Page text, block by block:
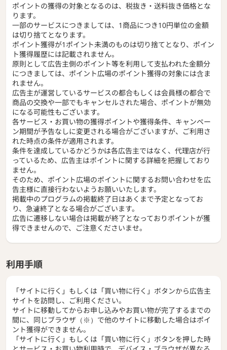
ポイントの獲得の対象となるのは、税抜き・送料抜き価格とな
ります。
一部のサービスにつきましては、1商品につき10円単位の金額
は切り捨てとなります。
ポイント獲得が1ポイント未満のものは切り捨てとなり、ポイン
ト獲得履歴には記載されません。
原則として広告主側のポイント等を利用して支払われた金額分
につきましては、ポイント広場のポイント獲得の対象には含ま
れません。
広告主が運営しているサービスの都合もしくは会員様の都合で
商品の交換や一部でもキャンセルされた場合、ポイントが無効
になる可能性もございます。
各サービス・お買い物の獲得ポイントや獲得条件、キャンペー
ン期間が予告なしに変更される場合がございますが、ご利用さ
れた時点の条件が適用されます。
条件を達成しているかどうかは各広告主ではなく、代理店が行
っているため、広告主はポイントに関する詳細を把握しており
ません。
そのため、ポイント広場のポイントに関するお問い合わせを広
告主様に直接行わないようお願いいたします。
掲載中のプログラムの掲載終了日はあくまで予定となってお
り、急遽終了となる場合がございます。
広告に遷移しない場合は掲載が終了となっておりポイントが獲
得できませんので、ご注意くださいませ。
利用手順
「サイトに行く」もしくは「買い物に行く」ボタンから広告主
サイトを訪問し、ご利用ください。
サイトに移動してからお申し込みやお買い物が完了するまでの
間に、同じブラウザ（※）で他のサイトに移動した場合はポイ
ント獲得ができません。
「サイトに行く」もしくは「買い物に行く」ボタンを押した時